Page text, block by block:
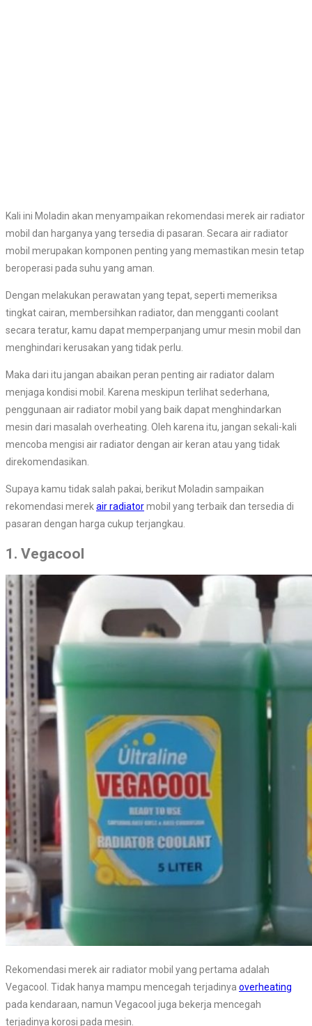
Kali ini Moladin akan menyampaikan rekomendasi merek air radiator
mobil dan harganya yang tersedia di pasaran. Secara air radiator
mobil merupakan komponen penting yang memastikan mesin tetap
beroperasi pada suhu yang aman.
Dengan melakukan perawatan yang tepat, seperti memeriksa
tingkat cairan, membersihkan radiator, dan mengganti coolant
secara teratur, kamu dapat memperpanjang umur mesin mobil dan
menghindari kerusakan yang tidak perlu.
Maka dari itu jangan abaikan peran penting air radiator dalam
menjaga kondisi mobil. Karena meskipun terlihat sederhana,
penggunaan air radiator mobil yang baik dapat menghindarkan
mesin dari masalah overheating. Oleh karena itu, jangan sekali-kali
mencoba mengisi air radiator dengan air keran atau yang tidak
direkomendasikan.
Supaya kamu tidak salah pakai, berikut Moladin sampaikan
rekomendasi merekair radiatormobil yang terbaik dan tersedia di
pasaran dengan harga cukup terjangkau.
1. Vegacool
Rekomendasi merek air radiator mobil yang pertama adalah
Vegacool. Tidak hanya mampu mencegah terjadinya overheating
pada kendaraan, namun Vegacool juga bekerja mencegah
terjadinya korosi pada mesin.